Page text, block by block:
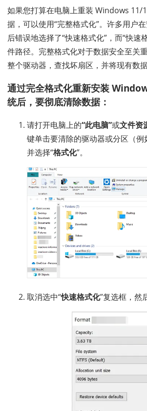
如果您打算在电脑上重装 Windows 11/
据，可以使用“完整格式化”。许多用户
后错误地选择了“快速格式化”，而“快速
件路径。完整格式化对于数据安全至关
整个驱动器，查找坏扇区，并将现有数据
通过完全格式化重新安装
统后，要彻底清除数据：
请打开电脑上的“此电脑”或文件资
键单击要清除的驱动器或分区（例
并选择“格式化”。
取消选中“快速格式化”复选框，然